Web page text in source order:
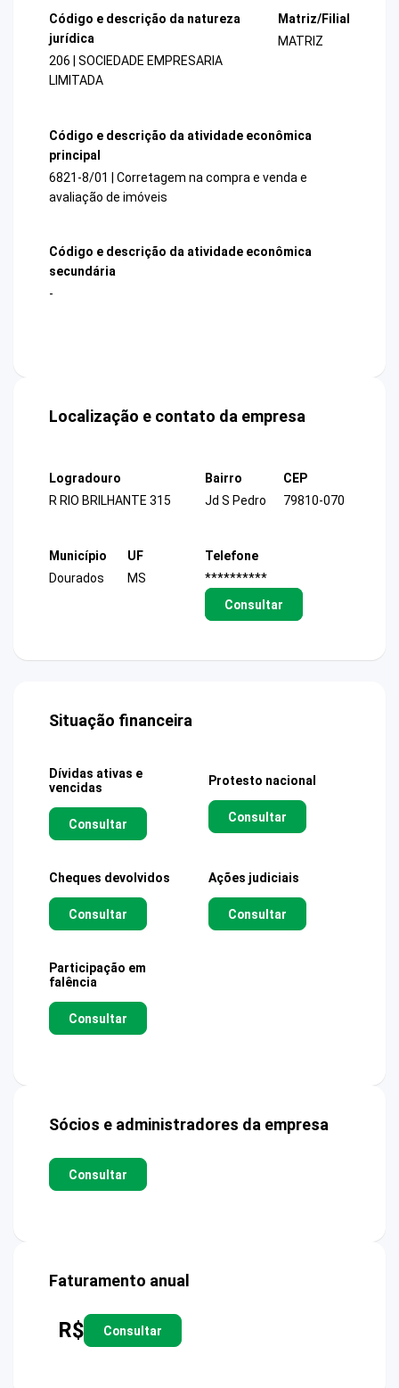
Código e descrição da natureza
jurídica
206 | SOCIEDADE EMPRESARIA
LIMITADA
Matriz/Filial
MATRIZ
Código e descrição da atividade econômica
principal
6821-8/01 | Corretagem na compra e venda e
avaliação de imóveis
Código e descrição da atividade econômica
secundária
-
Localização e contato da empresa
Logradouro
R RIO BRILHANTE 315
Bairro
Jd S Pedro
CEP
79810-070
Município
Dourados
UF
MS
Telefone
**********
Consultar
Situação financeira
Dívidas ativas e
vencidas
Consultar
Protesto nacional
Consultar
Cheques devolvidos
Consultar
Ações judiciais
Consultar
Participação em
falência
Consultar
Sócios e administradores da empresa
Consultar
Faturamento anual
R$ Consultar